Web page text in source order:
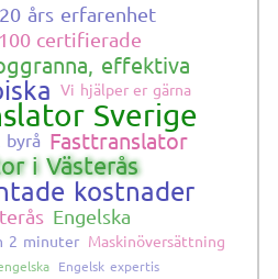
års erfarenhet
certifierade
effektiva
Vi hjälper er gärna
Sverige
byrå Fasttranslator
i Västerås
kostnader
Engelska
2 minuter Maskinöversättning
Engelsk expertis